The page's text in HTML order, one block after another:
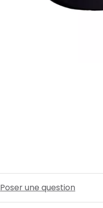
Poser une question